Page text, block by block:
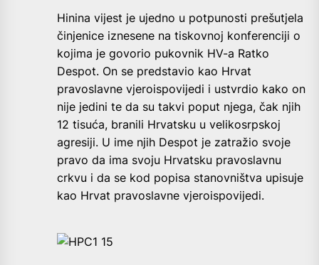
Hinina vijest je ujedno u potpunosti prešutjela
činjenice iznesene na tiskovnoj konferenciji o
kojima je govorio pukovnik HV-a Ratko
Despot. On se predstavio kao Hrvat
pravoslavne vjeroispovijedi i ustvrdio kako on
nije jedini te da su takvi poput njega, čak njih
12 tisuća, branili Hrvatsku u velikosrpskoj
agresiji. U ime njih Despot je zatražio svoje
pravo da ima svoju Hrvatsku pravoslavnu
crkvu i da se kod popisa stanovništva upisuje
kao Hrvat pravoslavne vjeroispovijedi.